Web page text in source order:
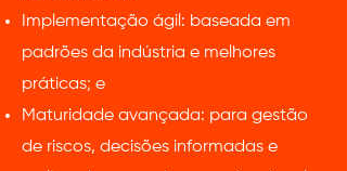
Implementação ágil: baseada em
padrões da indústria e melhores
práticas; e
Maturidade avançada: para gestão
de riscos, decisões informadas e